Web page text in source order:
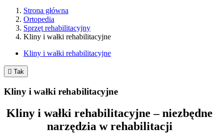
Strona główna
Ortopedia
Sprzęt rehabilitacyjny
Kliny i wałki rehabilitacyjne
Kliny i wałki rehabilitacyjne
 Tak
Kliny i wałki rehabilitacyjne
Kliny i wałki rehabilitacyjne – niezbędne
narzędzia w rehabilitacji